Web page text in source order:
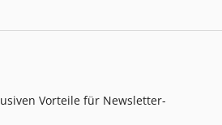
Vorteile für Newsletter-